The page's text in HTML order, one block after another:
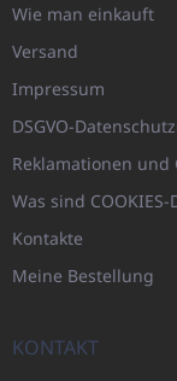
Wie man einkauft
Versand
Impressum
DSGVO-
Reklamationen
Was sind COOKIES-
Kontakte
Meine Bestellung
KONTAKT